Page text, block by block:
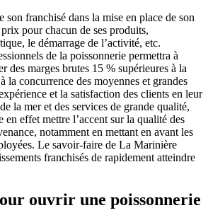
son franchisé dans la mise en place de son
pour chacun de ses produits,
le démarrage de l’activité, etc.
de la poissonnerie permettra à
des marges brutes 15 % supérieures à la
la concurrence des moyennes et grandes
et la satisfaction des clients en leur
la mer et des services de grande qualité,
en effet mettre l’accent sur la qualité des
notamment en mettant en avant les
Le savoir-faire de La Marinière
franchisés de rapidement atteindre
ouvrir une poissonnerie